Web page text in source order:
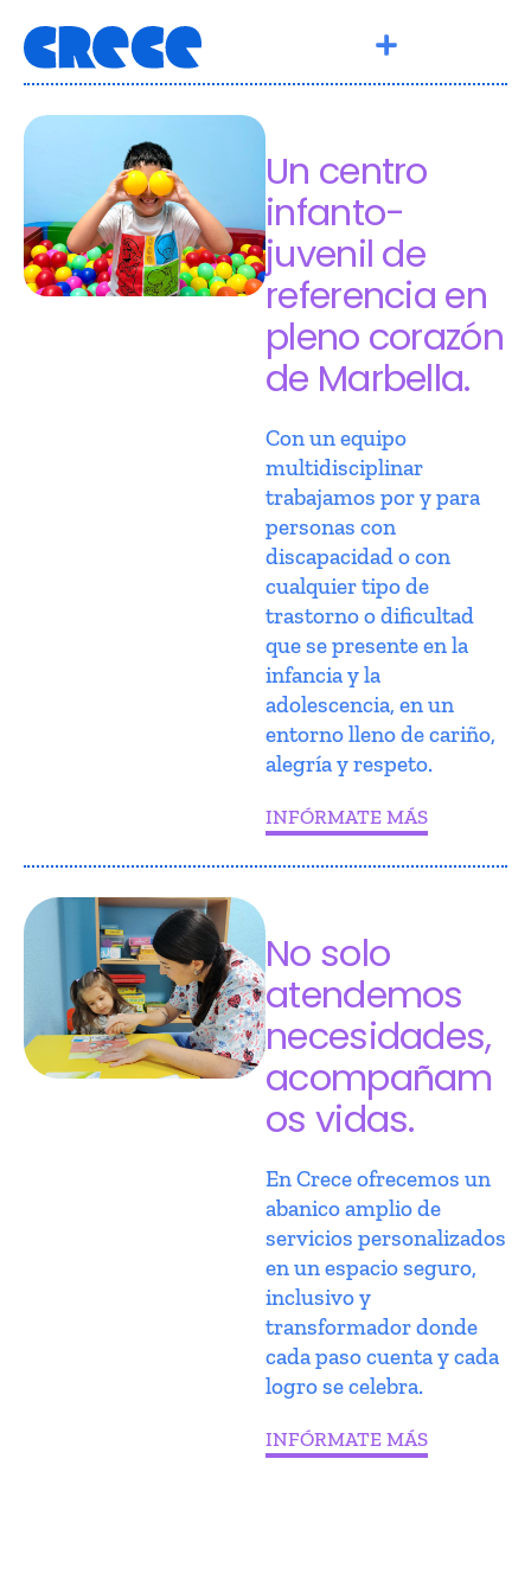
Un centro
infanto-
juvenil de
referencia en
pleno corazón
de Marbella.
Con un equipo
multidisciplinar
trabajamos por y para
personas con
discapacidad o con
cualquier tipo de
trastorno o dificultad
que se presente en la
infancia y la
adolescencia, en un
entorno lleno de cariño,
alegría y respeto.
INFÓRMATE MÁS
No solo
atendemos
necesidades,
acompañam
os vidas.
En Crece ofrecemos un
abanico amplio de
servicios personalizados
en un espacio seguro,
inclusivo y
transformador donde
cada paso cuenta y cada
logro se celebra.
INFÓRMATE MÁS